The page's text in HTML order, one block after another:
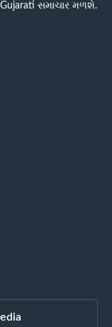
સમાચાર મળશે.